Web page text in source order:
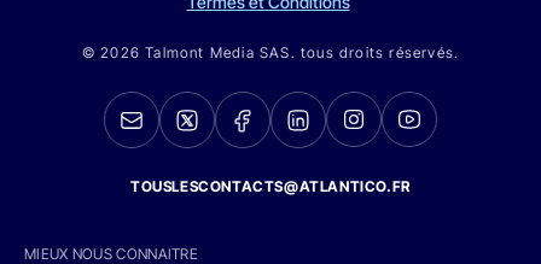
© 2026 Talmont Media SAS. tous droits réservés.
TOUSLESCONTACTS@ATLANTICO.FR
MIEUX NOUS CONNAITRE